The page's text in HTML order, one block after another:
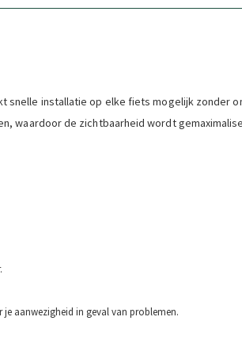
snelle installatie op elke fiets mogelijk zonder
waardoor de zichtbaarheid wordt
aanwezigheid in geval van problemen.